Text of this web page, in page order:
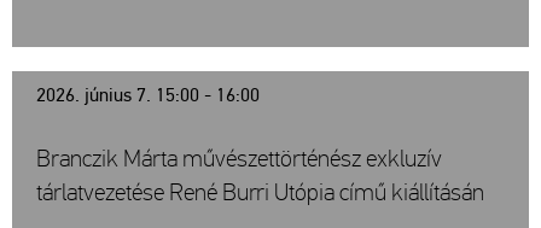
2026. június 7. 15:00 - 16:00
Branczik Márta művészettörténész exkluzív
tárlatvezetése René Burri Utópia című kiállításán